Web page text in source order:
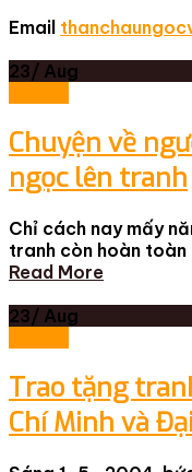
Email
23/ Aug
Chuyện về
ngọc lên tranh
Chỉ cách nay mấy
tranh còn hoàn toàn
Read More
23/ Aug
Trao tặng
Chí Minh và